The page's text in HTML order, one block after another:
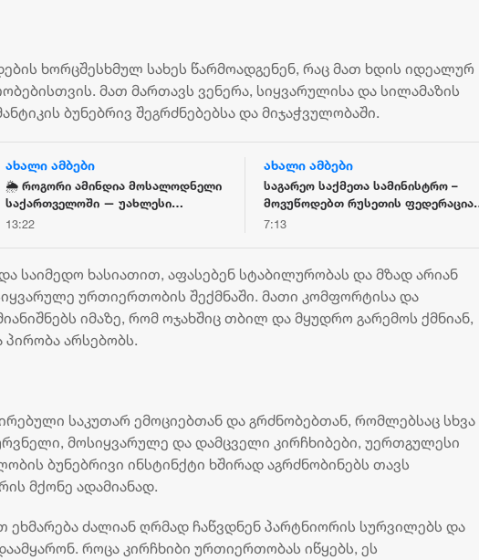
ხორცშესხმულ სახეს წარმოადგენენ, რაც მათ ხდის იდეალურ
მათ მართავს ვენერა, სიყვარულისა და სილამაზის
ბუნებრივ შეგრძნებებსა და მიჯაჭვულობაში.
ახალი ამბები
🌦️ როგორი ამინდია მოსალოდნელი
საქართველოში — უახლესი
პროგნოზი ქალაქების მიხედვით
13:22
ახალი ამბები
საგარეო საქმეთა სამინისტრო –
მოვუწოდებთ რუსეთის
შეწყვიტოს საქართველოს
მიმართული ქმედებები
7:13
საიმედო ხასიათით, აფასებენ სტაბილურობას და მზად არიან
ურთიერთობის შექმნაში. მათი კომფორტისა და
იმაზე, რომ ოჯახშიც თბილ და მყუდრო გარემოს ქმნიან,
პირობა არსებობს.
საკუთარ ემოციებთან და გრძნობებთან, რომლებსაც სხვა
მოსიყვარულე და დამცველი კირჩხიბები, უერთგულესი
ბუნებრივი ინსტინქტი ხშირად აგრძნობინებს თავს
მქონე ადამიანად.
ეხმარება ძალიან ღრმად ჩაწვდნენ პარტნიორის სურვილებს და
როცა კირჩხიბი ურთიერთობას იწყებს, ეს